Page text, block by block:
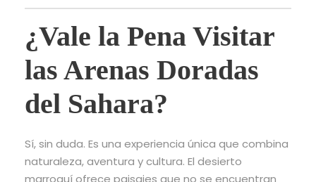
¿Vale la Pena Visitar
las Arenas Doradas
del Sahara?
Sí, sin duda. Es una experiencia única que combina
naturaleza, aventura y cultura. El desierto
marroquí ofrece paisajes que no se encuentran